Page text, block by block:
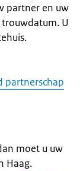
partner en uw
U
partnerschap
moet u uw
Haag.